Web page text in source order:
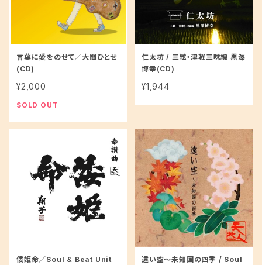
言葉に愛をのせて／大間ひとせ
(CD)
¥2,000
SOLD OUT
仁太坊 / 三絃・津軽三味線 黒澤
博幸(CD)
¥1,944
倭姫命／Soul & Beat Unit
遠い空〜未知国の四季 / Soul